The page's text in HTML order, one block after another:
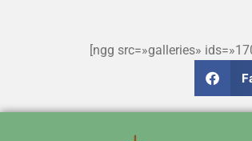
[ngg src=»galleries»